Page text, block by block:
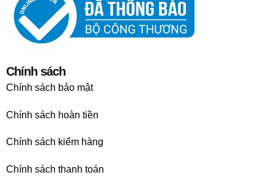
Chính sách
Chính sách bảo mật
Chính sách hoàn tiền
Chính sách kiểm hàng
Chính sách thanh toán